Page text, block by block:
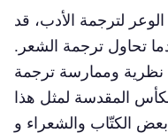
لترجمة الأدب، قد
تحاول ترجمة الشعر.
نظرية وممارسة ترجمة
المقدسة لمثل هذا
الكتّاب والشعراء و